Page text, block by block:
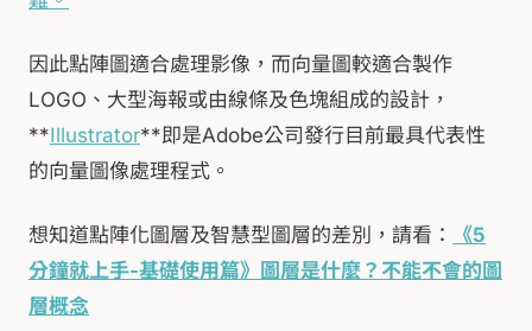
因此點陣圖適合處理影像，而向量圖較適合製作
LOGO、大型海報或由線條及色塊組成的設計，
**Illustrator**即是Adobe公司發行目前最具代表性
的向量圖像處理程式。
想知道點陣化圖層及智慧型圖層的差別，請看：
《5
分鐘就上手-基礎使用篇》圖層是什麼？不能不會的圖
層概念